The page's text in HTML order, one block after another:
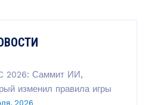
2026: Саммит ИИ,
изменил правила игры
2026